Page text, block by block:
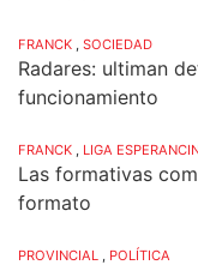
FRANCK , SOCIEDAD
Radares: ultiman
funcionamiento
FRANCK , LIGA
Las formativas
formato
PROVINCIAL , POLÍTICA